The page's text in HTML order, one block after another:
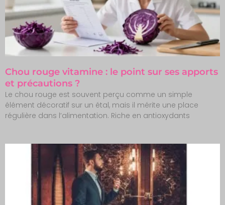
Chou rouge vitamine : le point sur ses apports
et précautions ?
Le chou rouge est souvent perçu comme un simple
élément décoratif sur un étal, mais il mérite une place
régulière dans l’alimentation. Riche en antioxydants